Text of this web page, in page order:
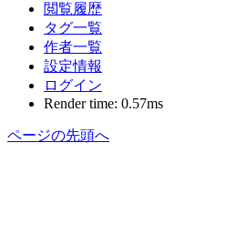
閲覧履歴
タグ一覧
作者一覧
設定情報
ログイン
Render time: 0.57ms
ページの先頭へ